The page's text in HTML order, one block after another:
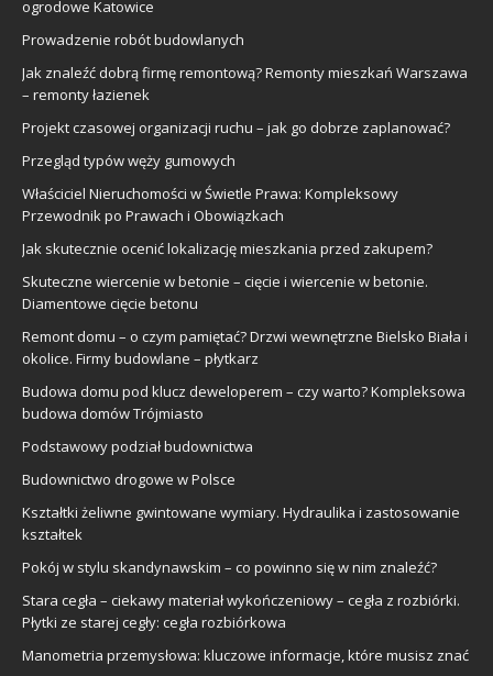
ogrodowe Katowice
Prowadzenie robót budowlanych
Jak znaleźć dobrą firmę remontową? Remonty mieszkań Warszawa
– remonty łazienek
Projekt czasowej organizacji ruchu – jak go dobrze zaplanować?
Przegląd typów węży gumowych
Właściciel Nieruchomości w Świetle Prawa: Kompleksowy
Przewodnik po Prawach i Obowiązkach
Jak skutecznie ocenić lokalizację mieszkania przed zakupem?
Skuteczne wiercenie w betonie – cięcie i wiercenie w betonie.
Diamentowe cięcie betonu
Remont domu – o czym pamiętać? Drzwi wewnętrzne Bielsko Biała i
okolice. Firmy budowlane – płytkarz
Budowa domu pod klucz deweloperem – czy warto? Kompleksowa
budowa domów Trójmiasto
Podstawowy podział budownictwa
Budownictwo drogowe w Polsce
Kształtki żeliwne gwintowane wymiary. Hydraulika i zastosowanie
kształtek
Pokój w stylu skandynawskim – co powinno się w nim znaleźć?
Stara cegła – ciekawy materiał wykończeniowy – cegła z rozbiórki.
Płytki ze starej cegły: cegła rozbiórkowa
Manometria przemysłowa: kluczowe informacje, które musisz znać